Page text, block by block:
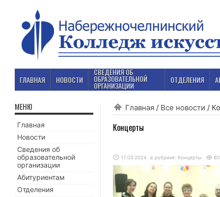
ГЛАВНАЯ НОВОСТИ
СВЕДЕНИЯ ОБ
ОБРАЗОВАТЕЛЬНОЙ
ОРГАНИЗАЦИИ
ОТДЕЛЕНИЯ
Главная / Все новости /
Концерты
17.03.2024 в рубрике: Концерты
МЕНЮ
Главная
Новости
Сведения об
образовательной
организации
Абитуриентам
Отделения